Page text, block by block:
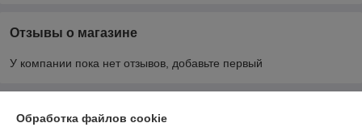
Отзывы о магазине
У компании пока нет отзывов, добавьте первый
Обработка файлов cookie